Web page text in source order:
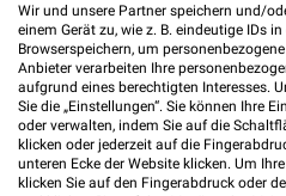
WEIN SPIRITUOSEN
Wir und unsere Partner speichern und/
einem Gerät zu, wie z. B. eindeutige IDs
Browserspeichern, um
Anbieter verarbeiten Ihre
aufgrund eines berechtigten Interesses.
Sie die „Einstellungen“. Sie können Ihre
oder verwalten, indem Sie auf die
klicken oder jederzeit auf die
unteren Ecke der Website klicken. Um
klicken Sie auf den Fingerabdruck oder